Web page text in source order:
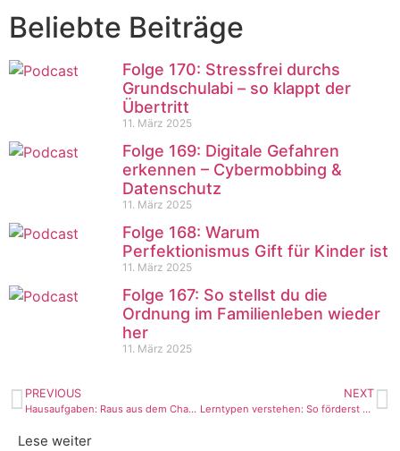
Beliebte Beiträge
Folge 170: Stressfrei durchs
Grundschulabi – so klappt der
Übertritt
11. März 2025
Folge 169: Digitale Gefahren
erkennen – Cybermobbing &
Datenschutz
11. März 2025
Folge 168: Warum
Perfektionismus Gift für Kinder ist
11. März 2025
Folge 167: So stellst du die
Ordnung im Familienleben wieder
her
11. März 2025
PREVIOUS
Hausaufgaben: Raus aus dem Chaos mit 7 Strategien für stressfreies Lernen
NEXT
Lerntypen verstehen: So förderst du gehirngerechtes Lernen bei deinem Kind
Lese weiter